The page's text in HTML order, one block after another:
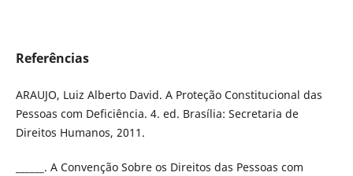
Referências
ARAUJO, Luiz Alberto David. A Proteção Constitucional das
Pessoas com Deficiência. 4. ed. Brasília: Secretaria de
Direitos Humanos, 2011.
______. A Convenção Sobre os Direitos das Pessoas com